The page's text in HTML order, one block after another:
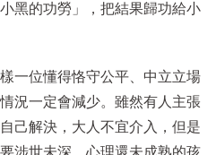
黑的功勞」，把結果歸功給小
一位懂得恪守公平、中立立場
況一定會減少。雖然有人主張
己解決，大人不宜介入，但是
涉世未深、心理還未成熟的孩